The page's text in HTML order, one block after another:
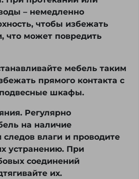
– немедленно
чтобы избежать
что может повредить
мебель таким
прямого контакта с
шкафы.
Регулярно
на наличие
влаги и проводите
устранению. При
соединений
их.